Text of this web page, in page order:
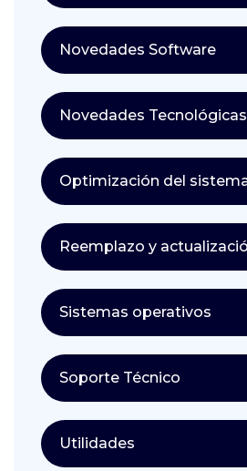
Novedades Software
Novedades Tecnológicas
Optimización del
Reemplazo y
Sistemas operativos
Soporte Técnico
Utilidades